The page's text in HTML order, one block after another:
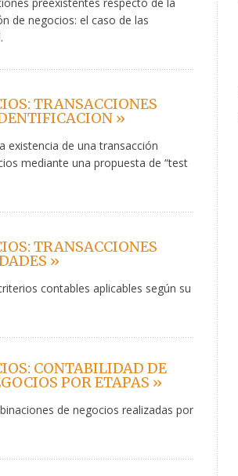
de negocios: el caso de las
TRANSACCIONES
»
existencia de una transacción
mediante una propuesta de “test
TRANSACCIONES
»
contables aplicables según su
CONTABILIDAD DE
POR ETAPAS »
de negocios realizadas por